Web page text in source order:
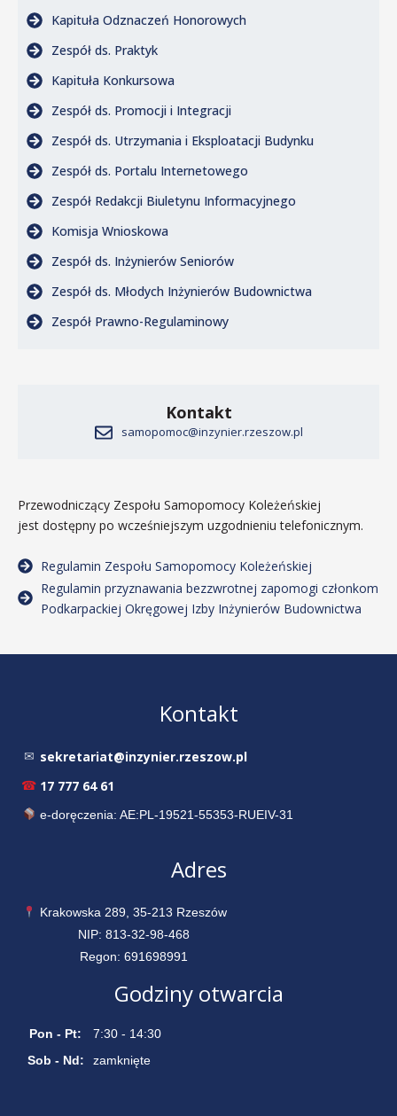
Kapituła Odznaczeń Honorowych
Zespół ds. Praktyk
Kapituła Konkursowa
Zespół ds. Promocji i Integracji
Zespół ds. Utrzymania i Eksploatacji Budynku
Zespół ds. Portalu Internetowego
Zespół Redakcji Biuletynu Informacyjnego
Komisja Wnioskowa
Zespół ds. Inżynierów Seniorów
Zespół ds. Młodych Inżynierów Budownictwa
Zespół Prawno-Regulaminowy
Kontakt
samopomoc@inzynier.rzeszow.pl
Przewodniczący Zespołu Samopomocy Koleżeńskiej
jest dostępny po wcześniejszym uzgodnieniu telefonicznym.
Regulamin Zespołu Samopomocy Koleżeńskiej
Regulamin przyznawania bezzwrotnej zapomogi członkom
Podkarpackiej Okręgowej Izby Inżynierów Budownictwa
Kontakt
✉ sekretariat@inzynier.rzeszow.pl
☎ 17 777 64 61
e-doręczenia: AE:PL-19521-55353-RUEIV-31
Adres
Krakowska 289, 35-213 Rzeszów
NIP: 813-32-98-468
Regon: 691698991
Godziny otwarcia
Pon - Pt:
7:30 - 14:30
Sob - Nd:
zamknięte